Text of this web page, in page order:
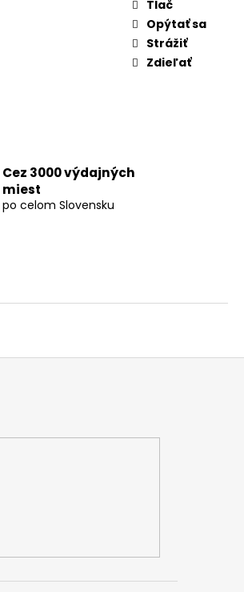
Tlač
Opýtať sa
Strážiť
Zdieľať
Cez 3000 výdajných
miest
po celom Slovensku